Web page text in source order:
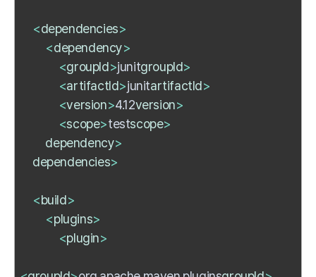
<dependencies>
<dependency>
<groupId>junitgroupId>
<artifactId>junitartifactId>
<version>4.12version>
<scope>testscope>
dependency>
dependencies>
<build>
<plugins>
<plugin>